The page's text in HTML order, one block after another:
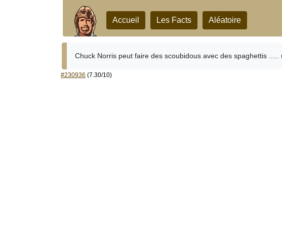
Accueil Les Facts Aléatoire
Chuck Norris peut faire des scoubidous avec des spaghettis .....
#230936 (7.30/10)